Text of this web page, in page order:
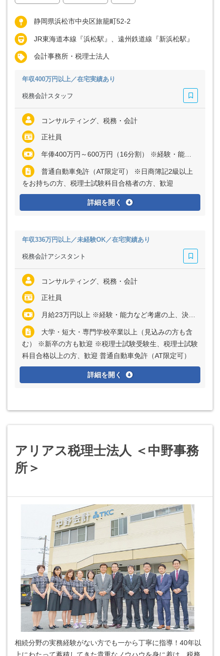
静岡県浜松市中央区旅籠町52-2
JR東海道本線『浜松駅』、遠州鉄道線『新浜松駅』
会計事務所・税理士法人
年収400万円以上／在宅実績あり
税務会計スタッフ
コンサルティング、税務・会計
正社員
年俸400万円～600万円（16分割） ※経験・能力など考慮の上、決定いたします ※上記に固定残業代（月30時間分＝4万1140円～8万5000円）を含む ※超過分は別途全額支給
普通自動車免許（AT限定可） ※日商簿記2級以上
をお持ちの方、税理士試験科目合格者の方、歓迎
詳細を開く
年収336万円以上／未経験OK／在宅実績あり
税務会計アシスタント
コンサルティング、税務・会計
正社員
月給23万円以上 ※経験・能力など考慮の上、決定いたします ※上記に固定残業代（月30時間分＝4万1140円以上）を含む ※超過分は別途全額支給
大学・短大・専門学校卒業以上（見込みの方も含
む） ※新卒の方も歓迎 ※税理士試験受験生、税理士試験
科目合格以上の方、歓迎 普通自動車免許（AT限定可）
詳細を開く
アリアス税理士法人 ＜中野事務
所＞
相続分野の実務経験がない方でも一から丁寧に指導！40年以
上にわたって蓄積してきた貴重なノウハウを身に着け、税務